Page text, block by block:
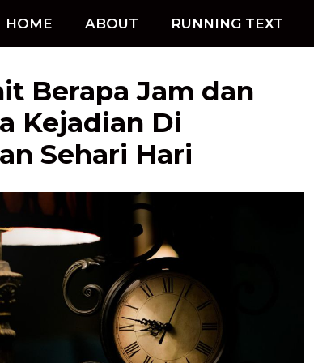
HOME ABOUT RUNNING TEXT
Berapa Jam dan
Kejadian Di
Sehari Hari